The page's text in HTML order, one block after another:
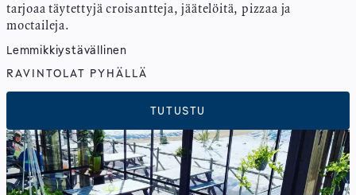
tarjoaa täytettyjä croisantteja, jäätelöitä, pizzaa ja
moctaileja.
Lemmikkiystävällinen
RAVINTOLAT PYHÄLLÄ
TUTUSTU